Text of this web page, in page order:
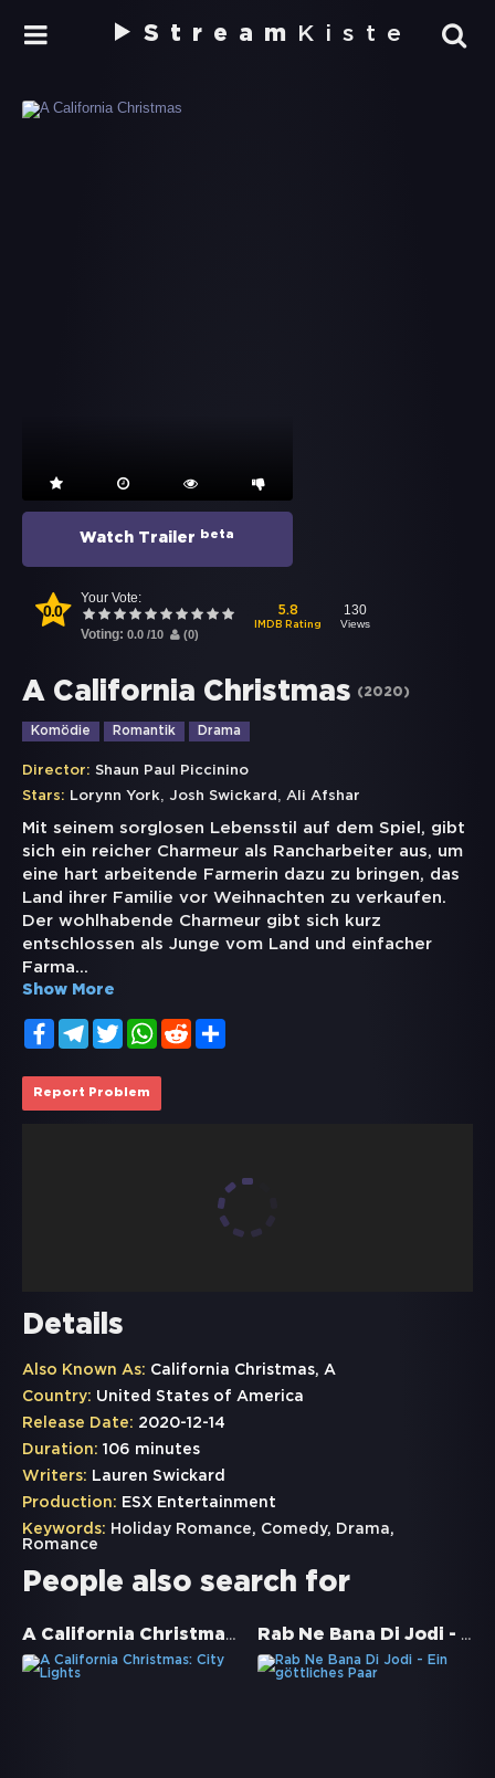
Stream Kiste
Watch Trailer beta
0.0
Your Vote:
Voting: 0.0 /10 (0)
5.8
IMDB Rating
130
Views
A California Christmas (2020)
Komödie Romantik Drama
Director: Shaun Paul Piccinino
Stars: Lorynn York, Josh Swickard , Ali Afshar
Mit seinem sorglosen Lebensstil auf dem Spiel, gibt
sich ein reicher Charmeur als Rancharbeiter aus, um
eine hart arbeitende Farmerin dazu zu bringen, das
Land ihrer Familie vor Weihnachten zu verkaufen.
Der wohlhabende Charmeur gibt sich kurz
entschlossen als Junge vom Land und einfacher
Farma...
Show More
FacebookTelegramTwitterWhatsApp
Reddit
Report Problem
Details
Also Known As: California Christmas, A
Country: United States of America
Release Date: 2020-12-14
Duration: 106 minutes
Writers: Lauren Swickard
Production: ESX Entertainment
Keywords: Holiday Romance, Comedy, Drama,
Romance
People also search for
A California Christmas: City Lights Rab Ne Bana Di Jodi - Ein göttliches Paar